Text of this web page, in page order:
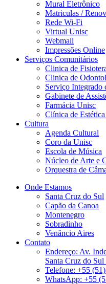
Mural Eletrônico
Matriculas /
Rede Wi-Fi
Virtual Unisc
Webmail
Impressões Online
Serviços Comunitários
Clinica de
Clinica de
Serviço Integrado
Gabinete de
Farmácia Unisc
Clínica de
Cultura
Agenda Cultural
Coro da Unisc
Escola de Música
Núcleo de Arte e
Orquestra de
Onde Estamos
Santa Cruz do Sul
Capão da Canoa
Montenegro
Sobradinho
Venâncio Aires
Contato
Endereço: Av.
Santa Cruz do
Telefone: +55
WhatsApp: +55